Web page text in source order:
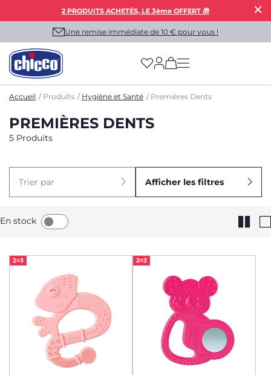
2 PRODUITS ACHETÉS, LE 3ème OFFERT 🎁
Une remise immédiate de 10 € pour vous !
(has more options
Accueil Produits Hygiène et Santé Premières Dents
PREMIÈRES DENTS
5 Produits
Trier par Afficher les filtres
En stock
2=3 2=3